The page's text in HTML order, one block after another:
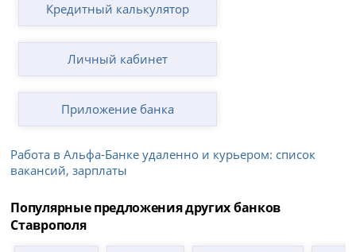
Кредитный калькулятор
Личный кабинет
Приложение банка
Работа в Альфа-Банке удаленно и курьером: список
вакансий, зарплаты
Популярные предложения других банков
Ставрополя